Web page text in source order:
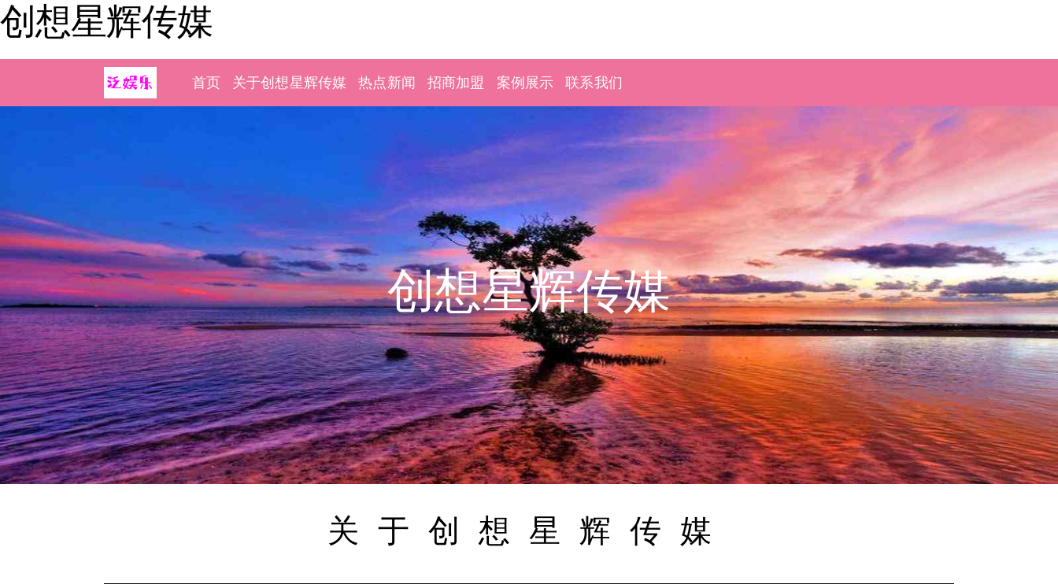
创想星辉传媒
首页 关于创想星辉传媒 热点新闻 招商加盟 案例展示 联系我们
创想星辉传媒
关于创想星辉传媒